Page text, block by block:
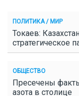
ПОЛИТИКА / МИР
Токаев:
стратегическое
ОБЩЕСТВО
Пресечены
азота в столице